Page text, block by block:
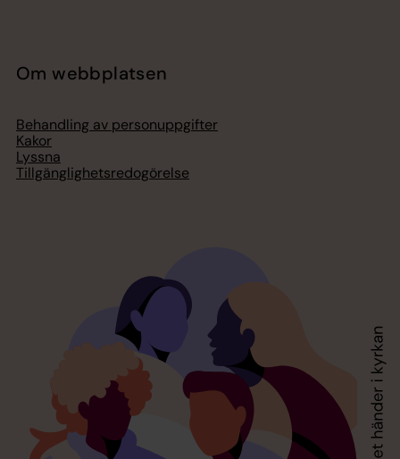
Om webbplatsen
Behandling av personuppgifter
Kakor
Lyssna
Tillgänglighetsredogörelse